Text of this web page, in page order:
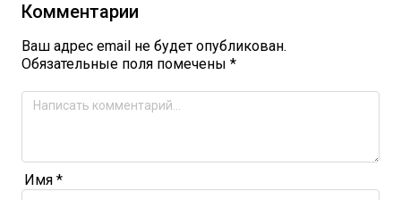
Комментарии
Ваш адрес email не будет опубликован.
Обязательные поля помечены *
Имя *